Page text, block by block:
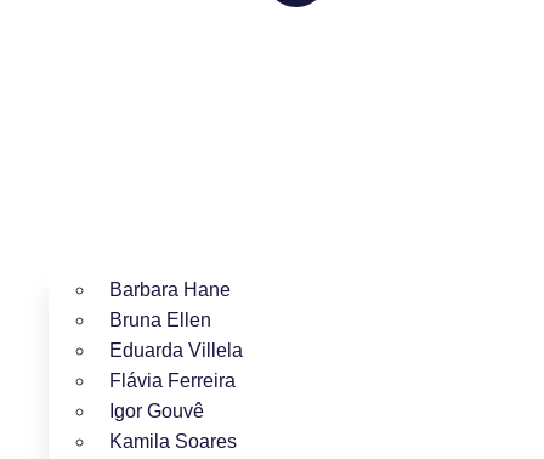
Barbara Hane
Bruna Ellen
Eduarda Villela
Flávia Ferreira
Igor Gouvê
Kamila Soares